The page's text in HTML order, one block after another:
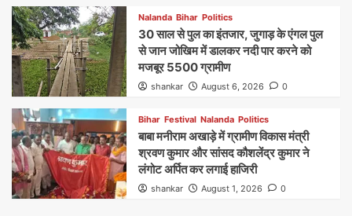
Nalanda Bihar Politics
30 साल से पुल का इंतजार, जुगाड़ के एंगल पुल
से जान जोखिम में डालकर नदी पार करने को
मजबूर 5500 ग्रामीण
shankar August 6, 2026 0
Bihar Festival Nalanda Politics
बाबा मनीराम अखाड़े में ग्रामीण विकास मंत्री
श्रवण कुमार और सांसद कौशलेंद्र कुमार ने
लंगोट अर्पित कर लगाई हाजिरी
shankar August 1, 2026 0